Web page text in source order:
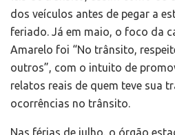
dos veículos antes de pegar a
feriado. Já em maio, o foco da
Amarelo foi “No trânsito,
outros”, com o intuito de
relatos reais de quem teve sua
ocorrências no trânsito.
Nas férias de julho, o órgão